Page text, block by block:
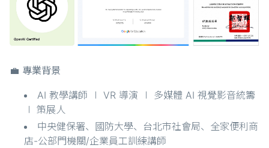
💼 專業背景
AI 教學講師 ∣ VR 導演 ∣ 多媒體 AI 視覺影音統籌
∣ 策展人
中央健保署、國防大學、台北市社會局、全家便利商
店-公部門機關/企業員工訓練講師